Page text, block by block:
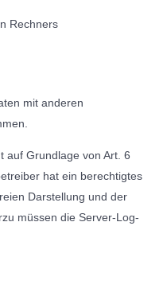
Rechners
mit anderen
auf Grundlage von Art. 6
hat ein berechtigtes
Darstellung und der
müssen die Server-Log-